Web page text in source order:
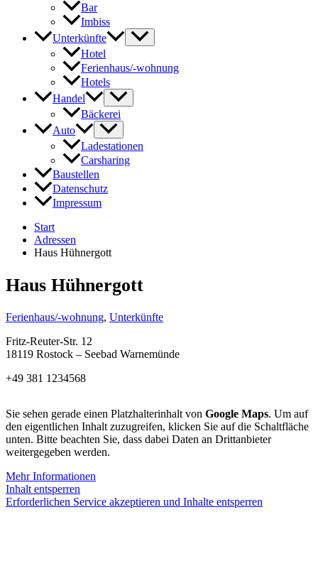
Bar
Imbiss
Unterkünfte
Hotel
Ferienhaus/-wohnung
Hotels
Handel
Bäckerei
Auto
Ladestationen
Carsharing
Baustellen
Datenschutz
Impressum
Start
Adressen
Haus Hühnergott
Haus Hühnergott
Ferienhaus/-wohnung, Unterkünfte
Fritz-Reuter-Str. 12
18119 Rostock – Seebad Warnemünde
+49 381 1234568
Sie sehen gerade einen Platzhalterinhalt von Google Maps. Um auf
den eigentlichen Inhalt zuzugreifen, klicken Sie auf die Schaltfläche
unten. Bitte beachten Sie, dass dabei Daten an Drittanbieter
weitergegeben werden.
Mehr Informationen
Inhalt entsperren
Erforderlichen Service akzeptieren und Inhalte entsperren